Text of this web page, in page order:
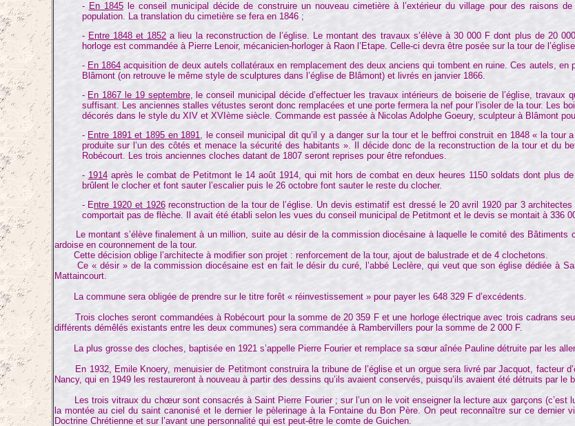
- En 1845le conseil municipal décide de construire un nouveau cimetière à l’extérieur du village pour des raisons
population. La translation du cimetière se fera en 1846 ;
- Entre 1848 et 1852 a lieu la reconstruction de l’église. Le montant des travaux s’élève à 30 000 F dont plus de 20
horloge est commandée à Pierre Lenoir, mécanicien-horloger à Raon l’Etape. Celle-ci devra être posée sur la tour de
- En 1864acquisition de deux autels collatéraux en remplacement des deux anciens qui tombent en ruine. Ces autels,
Blâmont (on retrouve le même style de sculptures dans l’église de Blâmont) et livrés en janvier 1866.
- En 1867 le 19 septembre, le conseil municipal décide d’effectuer les travaux intérieurs de boiserie de l’église, travaux
suffisant. Les anciennes stalles vétustes seront donc remplacées et une porte fermera la nef pour l’isoler de la tour. Les
décorés dans le style du XIV et XVIème siècle. Commande est passée à Nicolas Adolphe Goeury, sculpteur à Blâmont
- Entre 1891 et 1895 en 1891, le conseil municipal dit qu’il y a danger sur la tour et le beffroi construit en 1848 « la tour
produite sur l’un des côtés et menace la sécurité des habitants ». Il décide donc de la reconstruction de la tour et du
Robécourt. Les trois anciennes cloches datant de 1807 seront reprises pour être refondues.
- 1914après le combat de Petitmont le 14 août 1914, qui mit hors de combat en deux heures 1150 soldats dont plus
brûlent le clocher et font sauter l’escalier puis le 26 octobre font sauter le reste du clocher.
- Entre 1920 et 1926reconstruction de la tour de l’église. Un devis estimatif est dressé le 20 avril 1920 par 3
comportait pas de flèche. Il avait été établi selon les vues du conseil municipal de Petitmont et le devis se montait à 336
Le montant s’élève finalement à un million, suite au désir de la commission diocésaine à laquelle le comité des Bâtiments
ardoise en couronnement de la tour.
Cette décision oblige l’architecte à modifier son projet : renforcement de la tour, ajout de balustrade et de 4 clochetons.
Ce « désir » de la commission diocésaine est en fait le désir du curé, l’abbé Leclère, qui veut que son église dédiée à
Mattaincourt.
La commune sera obligée de prendre sur le titre forêt « réinvestissement » pour payer les 648 329 F d’excédents.
Trois cloches seront commandées à Robécourt pour la somme de 20 359 F et une horloge électrique avec trois cadrans
différents démêlés existants entre les deux communes) sera commandée à Rambervillers pour la somme de 2 000 F.
La plus grosse des cloches, baptisée en 1921 s’appelle Pierre Fourier et remplace sa sœur aînée Pauline détruite par les
En 1932, Emile Knoery, menuisier de Petitmont construira la tribune de l’église et un orgue sera livré par Jacquot, facteur
Nancy, qui en 1949 les restaureront à nouveau à partir des dessins qu’ils avaient conservés, puisqu’ils avaient été détruits par le
Les trois vitraux du chœur sont consacrés à Saint Pierre Fourier ; sur l’un on le voit enseigner la lecture aux garçons (c’est
la montée au ciel du saint canonisé et le dernier le pèlerinage à la Fontaine du Bon Père. On peut reconnaître sur ce
Doctrine Chrétienne et sur l’avant une personnalité qui est peut-être le comte de Guichen.